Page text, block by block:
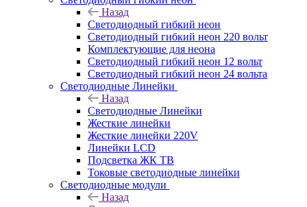
Назад
Светодиодный гибкий неон
Светодиодный гибкий неон 220 вольт
Комплектующие для неона
Светодиодный гибкий неон 12 вольт
Светодиодный гибкий неон 24 вольта
Светодиодные Линейки
Назад
Светодиодные Линейки
Жесткие линейки
Жесткие линейки 220V
Линейки LCD
Подсветка ЖК ТВ
Токовые светодиодные линейки
Светодиодные модули
Назад